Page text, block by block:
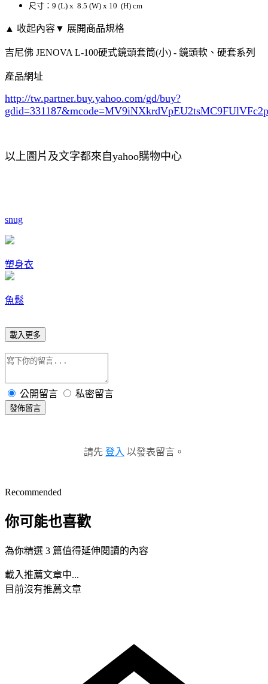
尺寸：9 (L) x 8.5 (W) x 10 (H) cm
▲ 收起內容▼ 展開商品規格
吉尼佛 JENOVA L-100硬式鏡頭套筒(小) - 鏡頭軟、硬套系列
產品網址
http://tw.partner.buy.yahoo.com/gd/buy?
gdid=331187
以上圖片及文字都來自yahoo購物中心
snug
塑身衣
魚鬆
載入更多
公開留言 私密留言
發佈留言
請先 登入 以發表留言。
Recommended
你可能也喜歡
為你精選 3 篇值得延伸閱讀的內容
載入推薦文章中...
目前沒有推薦文章